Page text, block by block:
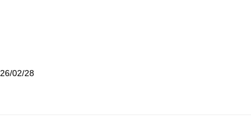
02/28